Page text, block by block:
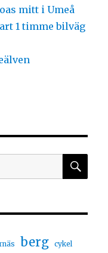
mitt i Umeå
1 timme bilväg
berg cykel